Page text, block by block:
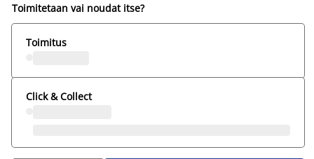
Toimitetaan vai noudat itse?
Toimitus
Click & Collect